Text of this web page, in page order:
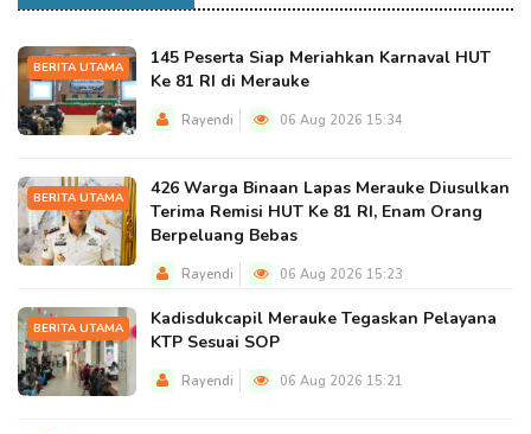
BERITA UTAMA
145 Peserta Siap Meriahkan Karnaval HUT
Ke 81 RI di Merauke
Rayendi 06 Aug 2026 15:34
BERITA UTAMA
426 Warga Binaan Lapas Merauke Diusulkan
Terima Remisi HUT Ke 81 RI, Enam Orang
Berpeluang Bebas
Rayendi 06 Aug 2026 15:23
BERITA UTAMA
Kadisdukcapil Merauke Tegaskan Pelayana
KTP Sesuai SOP
Rayendi 06 Aug 2026 15:21